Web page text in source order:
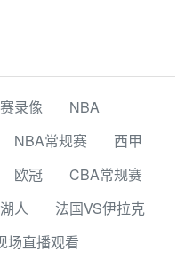
录像
NBA
NBA常规赛
西甲
欧冠
CBA常规赛
湖人
法国VS伊拉克
场直播观看